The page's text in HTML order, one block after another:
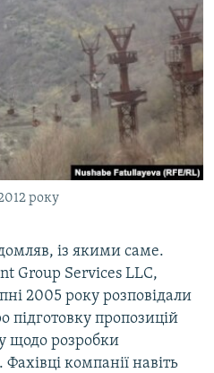
року
із якими саме.
Group Services LLC,
2005 року розповідали
підготовку пропозицій
щодо розробки
компанії навіть